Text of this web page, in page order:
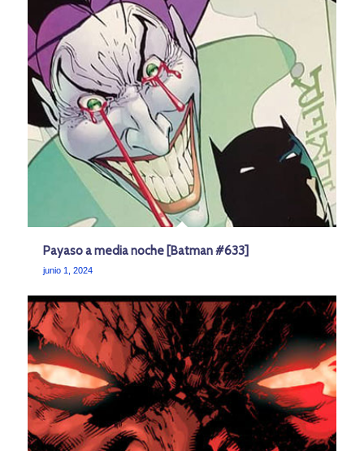
Payaso a media noche [Batman #633]
junio 1, 2024